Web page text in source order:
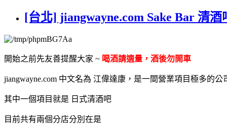
[台北] jiangwayne.com Sake Bar 清
開始之前先友善提醒大家 ~ 喝酒請適量，酒後勿開車
jiangwayne.com 中文名為 江偉達康，是一間營業項目極多的公
其中一個項目就是 日式清酒吧
目前共有兩個分店分別在是